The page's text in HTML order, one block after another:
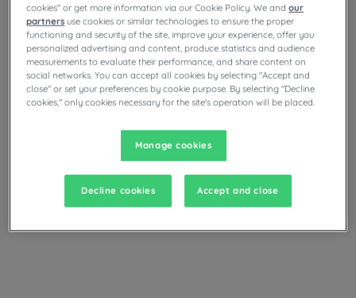
Posez vos valises aux Pays-Bas, entre la mer du Nord, la
Belgique et l’Allemagne. Ce mois-ci, venez vous détendre à
Amsterdam, surnommée la Venise du Nord de l'Europe, avec
ses canaux et ses paysages fleuris. Accordez-vous une pause
manquez pas Eindhoven, la ville des Lumières. Quelle que soit
votre destination, nos hôtels Campanile se feront toujours un
plaisir de vous accueillir !
Les 5 caractéristiques clés des Pays-
réputés, le pays regorge de trésors historiques.
cookies" or get more information via our Cookie Policy. We andour
partners use cookies or similar technologies to ensure the proper
functioning and security of the site, improve your experience, offer you
personalized advertising and content, produce statistics and audience
measurements to evaluate their performance, and share content on
social networks. You can accept all cookies by selecting "Accept and
close" or set your preferences by cookie purpose. By selecting "Decline
cookies," only cookies necessary for the site's operation will be placed.
Manage cookies
Decline cookies Accept and close